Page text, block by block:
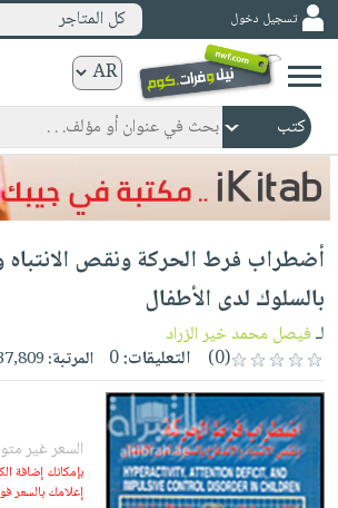
ورقية
المواضيع
صدر
حديثاً
الأكثر
مبيعاً
جوائز
شحن
مخفض
عروض
خاصة
صفحات
مشوقة
كتب
الكترونية
الرئيسية
صدر
حديثاً
الأكثر
مبيعاً
كتب
مجانية
إختياراتنا
صوتية
الصفحة
الرئيسية
masmu3
بلا
حدود
أطفال
وناشئة
الصفحة
الرئيسية
وسائل
تسجيل دخول كل المتاجر
أضطراب فرط الحركة ونقص الانتباه
بالسلوك لدى الأطفال
لـفيصل محمد خير الزراد
(0)
التعليقات:0 المرتبة:337,809
السعر غير
بإمكانك إضافة
إعلامك بالسعر